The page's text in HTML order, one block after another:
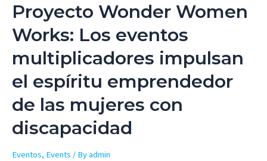
Proyecto Wonder Women
Works: Los eventos
multiplicadores impulsan
el espíritu emprendedor
de las mujeres con
discapacidad
Eventos, Events / Byadmin